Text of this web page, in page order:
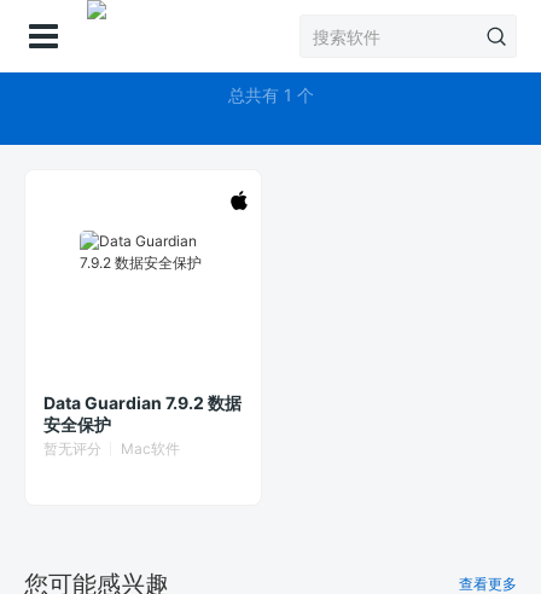
Data Guardian
总共有 1 个
Data Guardian 7.9.2 数据
安全保护
暂无评分 Mac软件
您可能感兴趣 查看更多